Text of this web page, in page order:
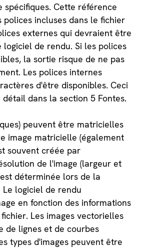
spécifiques. Cette référence
incluses dans le fichier
externes qui devraient être
de rendu. Si les polices
la sortie risque de ne pas
Les polices internes
d'être disponibles. Ceci
dans la section 5 Fontes.
peuvent être matricielles
image matricielle (également
souvent créée par
de l'image (largeur et
déterminée lors de la
logiciel de rendu
en fonction des informations
Les images vectorielles
de lignes et de courbes
types d'images peuvent être